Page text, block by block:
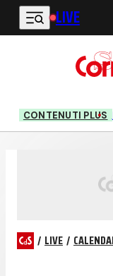
Vai al contenuto
LIVE
CONTENUTI PLUS
/ LIVE /